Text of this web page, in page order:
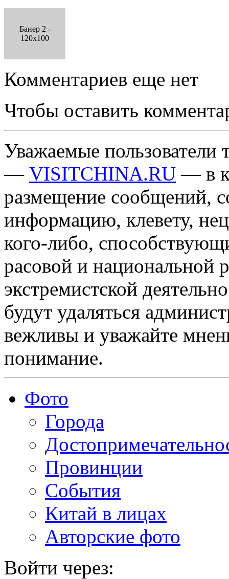
Банер 2 -
120x100
Комментариев еще нет
Чтобы оставить
Уважаемые пользователи
— VISITCHINA.RU — в
размещение сообщений,
информацию, клевету,
кого-либо,
расовой и национальной
экстремистской
будут удаляться
вежливы и уважайте
понимание.
Фото
Города
Провинции
События
Китай в лицах
Авторские фото
Войти через: